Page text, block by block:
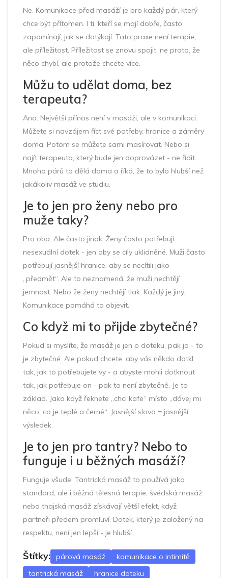
Ne. Komunikace před masáží je pro každý pár, který
chce být přítomen. I ti, kteří se mají dobře, často
zapomínají, jak se dotýkají. Tato praxe není terapie,
ale příležitost. Příležitost se znovu spojit, ne proto, že
něco chybí, ale protože chcete více.
Můžu to udělat doma, bez
terapeuta?
Ano. Největší přínos není v masáži, ale v komunikaci.
Můžete si navzájem říct své potřeby, hranice a záměry
doma. Potom se můžete sami masírovat. Nebo si
najít terapeuta, který bude jen doprovázet - ne řídit.
Mnoho párů to dělá doma a říká, že to bylo hlubší než
jakákoliv masáž ve studiu.
Je to jen pro ženy nebo pro
muže taky?
Pro oba. Ale často jinak. Ženy často potřebují
nesexuální dotek - jen aby se cíly uklidněné. Muži často
potřebují jasnější hranice, aby se necítili jako
„předmět“. Ale to neznamená, že muži nechtějí
jemnost. Nebo že ženy nechtějí tlak. Každý je jiný.
Komunikace pomáhá to objevit.
Co když mi to přijde zbytečné?
Pokud si myslíte, že masáž je jen o doteku, pak jo - to
je zbytečné. Ale pokud chcete, aby vás někdo dotkl
tak, jak to potřebujete vy - a abyste mohli dotknout
tak, jak potřebuje on - pak to není zbytečné. Je to
základ. Jako když řeknete „chci kafe“ místo „dávej mi
něco, co je teplé a černé“. Jasnější slova = jasnější
výsledek.
Je to jen pro tantry? Nebo to
funguje i u běžných masáží?
Funguje všude. Tantrická masáž to používá jako
standard, ale i běžná tělesná terapie, švédská masáž
nebo thajská masáž získávají větší efekt, když
partneři předem promluví. Dotek, který je založený na
respektu, není jen lepší - je hlubší.
Štítky: párová masáž
komunikace o intimitě
tantrická masáž
hranice doteku